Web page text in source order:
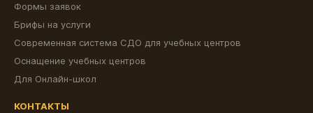
Формы заявок
Брифы на услуги
Современная система СДО для учебных центров
Оснащение учебных центров
Для Онлайн-школ
КОНТАКТЫ